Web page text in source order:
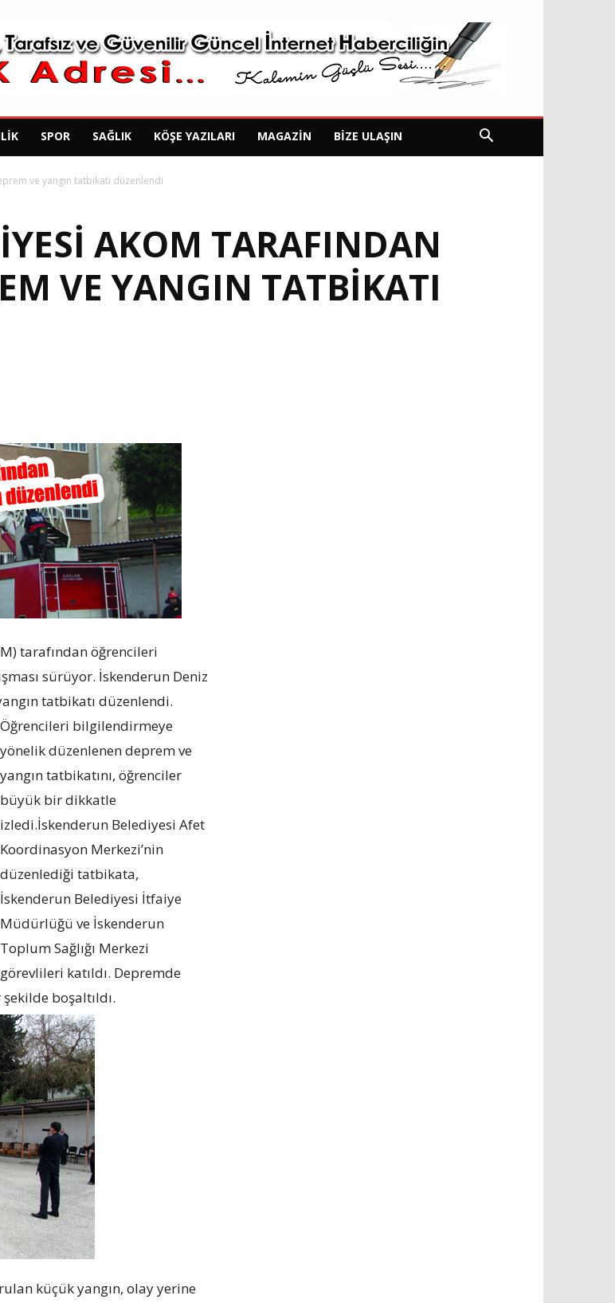
SPOR SAĞLIK KÖŞE YAZILARI MAGAZIN BIZE ULAŞIN
ve yangın tatbikatı düzenlendi
AKOM TARAFINDAN
VE YANGIN TATBIKATI
tarafından öğrencileri
sürüyor. İskenderun Deniz
tatbikatı düzenlendi.
Öğrencileri bilgilendirmeye
yönelik düzenlenen deprem ve
yangın tatbikatını, öğrenciler
büyük bir dikkatle
izledi.İskenderun Belediyesi Afet
Koordinasyon Merkezi’nin
düzenlediği tatbikata,
İskenderun Belediyesi İtfaiye
Müdürlüğü ve İskenderun
Toplum Sağlığı Merkezi
görevlileri katıldı. Depremde
boşaltıldı.
küçük yangın, olay yerine